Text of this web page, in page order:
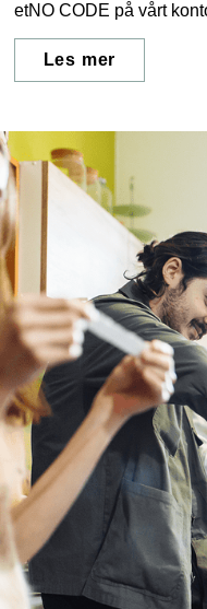
etNO CODE på vårt
Les mer